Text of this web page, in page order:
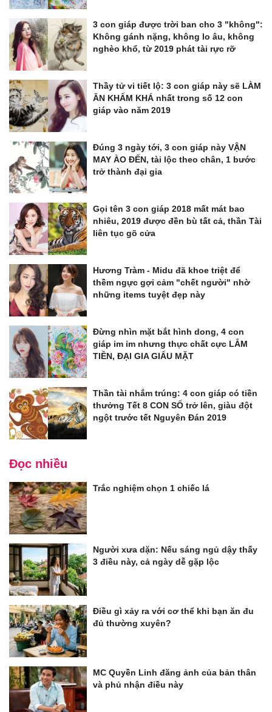
3 con giáp được trời ban cho 3 "không":
Không gánh nặng, không lo âu, không
nghèo khổ, từ 2019 phát tài rực rỡ
Thầy tử vi tiết lộ: 3 con giáp này sẽ LÀM
ĂN KHẤM KHÁ nhất trong số 12 con
giáp vào năm 2019
Đúng 3 ngày tới, 3 con giáp này VẬN
MAY ÀO ĐẾN, tài lộc theo chân, 1 bước
trở thành đại gia
Gọi tên 3 con giáp 2018 mất mát bao
nhiêu, 2019 được đền bù tất cả, thần Tài
liên tục gõ cửa
Hương Tràm - Midu đã khoe triệt để
thềm ngực gợi cảm "chết người" nhờ
những items tuyệt đẹp này
Đừng nhìn mặt bắt hình dong, 4 con
giáp im ỉm nhưng thực chất cực LẮM
TIỀN, ĐẠI GIA GIẤU MẶT
Thần tài nhắm trúng: 4 con giáp có tiền
thưởng Tết 8 CON SỐ trở lên, giàu đột
ngột trước tết Nguyên Đán 2019
Đọc nhiều
Trắc nghiệm chọn 1 chiếc lá
Người xưa dặn: Nếu sáng ngủ dậy thấy
3 điều này, cả ngày dễ gặp lộc
Điều gì xảy ra với cơ thể khi bạn ăn đu
đủ thường xuyên?
MC Quyền Linh đăng ảnh của bản thân
và phủ nhận điều này